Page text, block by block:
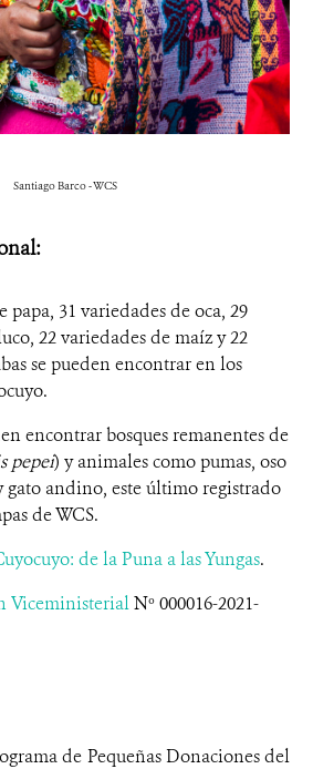
Santiago Barco - WCS
papa, 31 variedades de oca, 29
22 variedades de maíz y 22
se pueden encontrar en los
encontrar bosques remanentes de
pepei) y animales como pumas, oso
andino, este último registrado
de WCS.
de la Puna a las Yungas.
ViceministerialNº 000016-2021-
de Pequeñas Donaciones del